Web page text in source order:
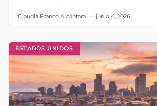
Claudia Franco Alcántara junio 4, 2026
ESTADOS UNIDOS